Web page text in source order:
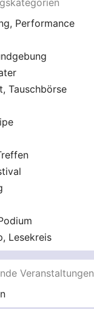
Performance
Tauschbörse
Lesekreis
Veranstaltungen